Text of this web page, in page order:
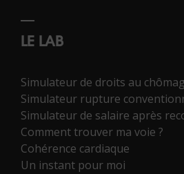
LE LAB
Simulateur de droits au
Simulateur rupture
Simulateur de salaire après
Comment trouver ma voie ?
Cohérence cardiaque
Un instant pour moi